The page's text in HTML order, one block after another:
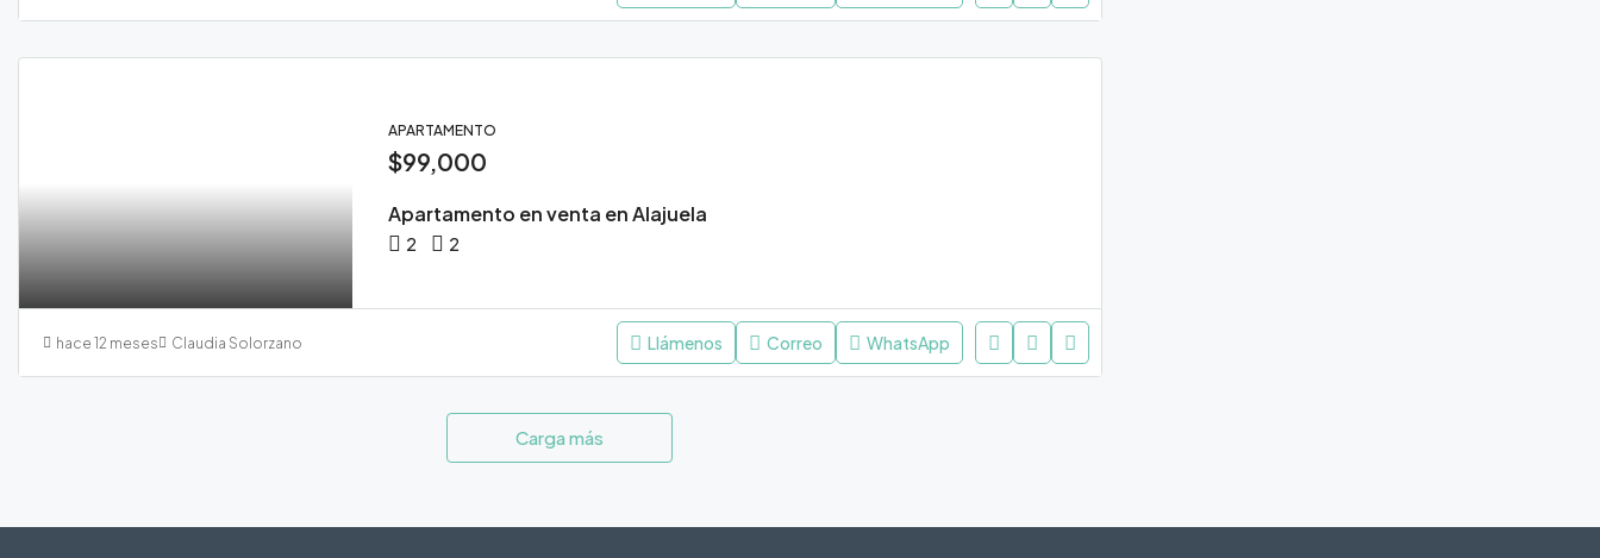
APARTAMENTO
$99,000
Apartamento en venta en Alajuela
2 2
hace 12 meses Claudia Solorzano Llámenos Correo WhatsApp
Carga más